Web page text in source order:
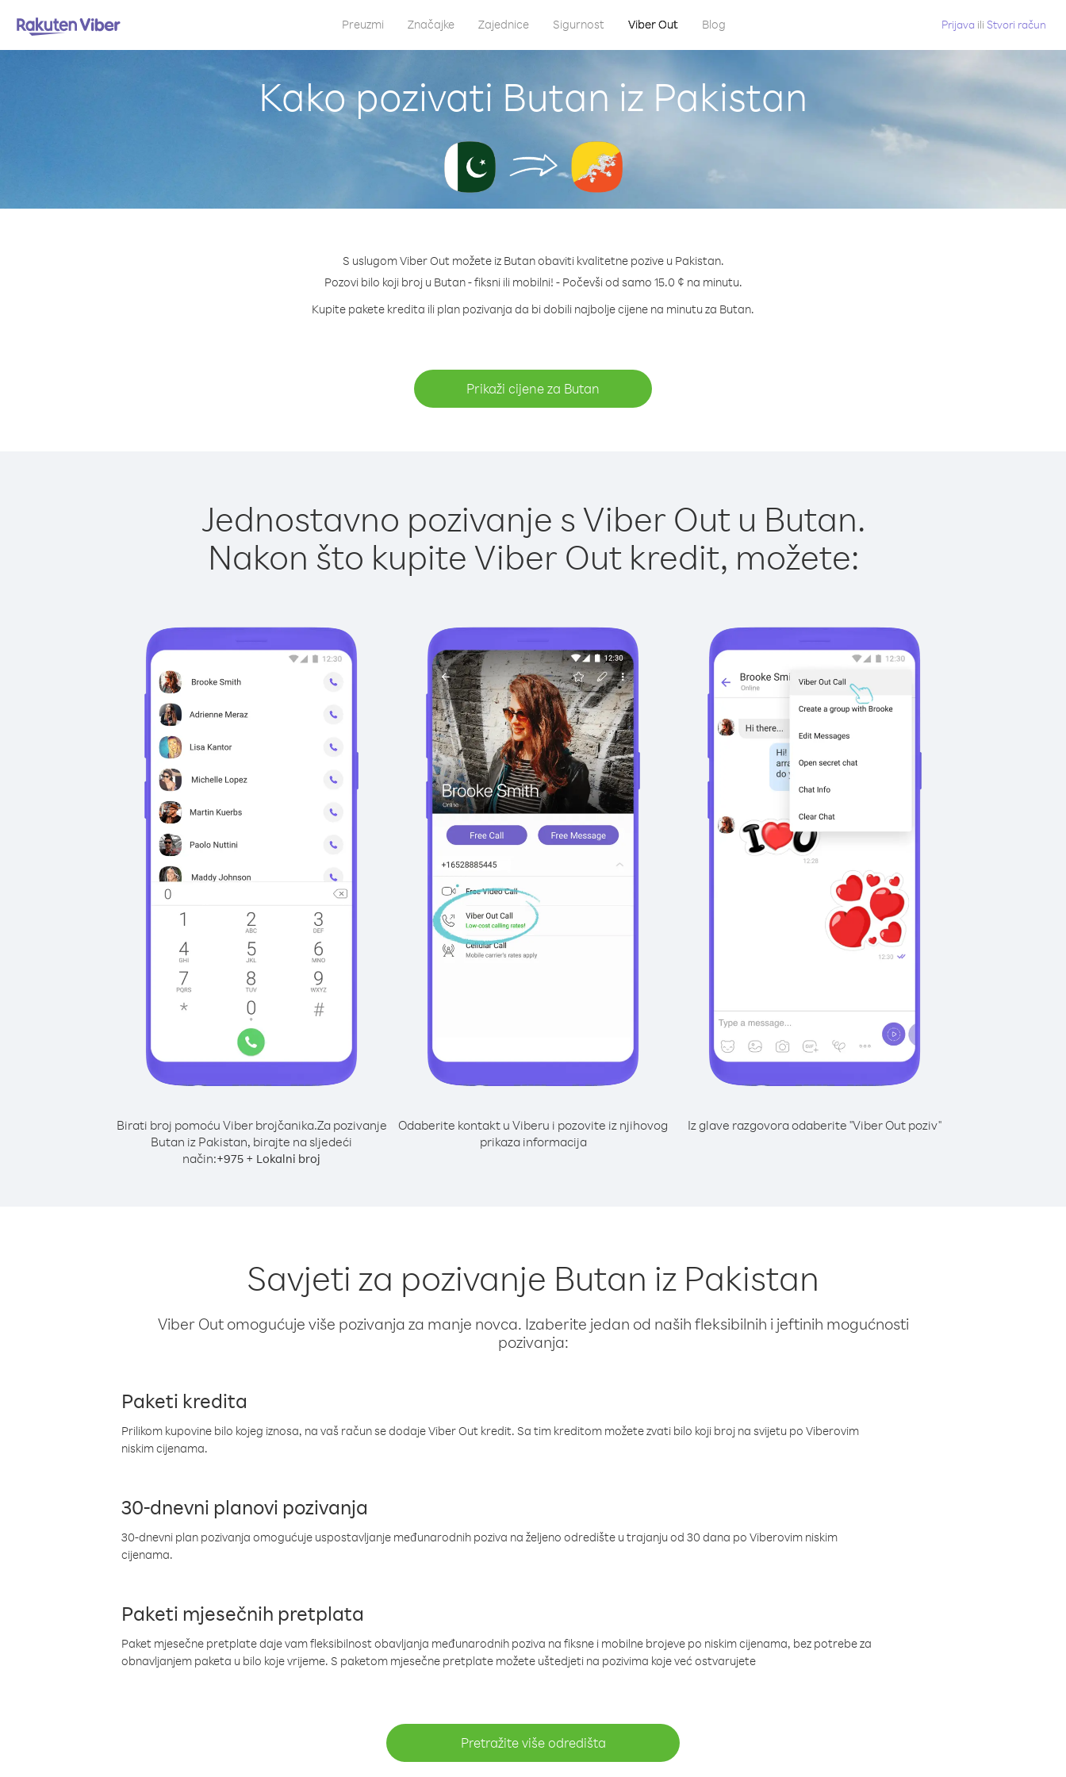
Preuzmi Značajke Zajednice Sigurnost Viber Out Blog Prijava ili Stvori račun
Kako pozivati Butan iz Pakistan
S uslugom Viber Out možete iz Butan obaviti kvalitetne pozive u Pakistan.
Pozovi bilo koji broj u Butan - fiksni ili mobilni! - Počevši od samo 15.0 ¢ na minutu.
Kupite pakete kredita ili plan pozivanja da bi dobili najbolje cijene na minutu za Butan.
Prikaži cijene za Butan
Jednostavno pozivanje s Viber Out u Butan.
Nakon što kupite Viber Out kredit, možete:
Birati broj pomoću Viber brojčanika.Za pozivanje
Butan iz Pakistan, birajte na sljedeći
način:+975 + Lokalni broj
Odaberite kontakt u Viberu i pozovite iz njihovog
prikaza informacija
Iz glave razgovora odaberite "Viber Out poziv"
Savjeti za pozivanje Butan iz Pakistan
Viber Out omogućuje više pozivanja za manje novca. Izaberite jedan od naših fleksibilnih i jeftinih mogućnosti
pozivanja:
Paketi kredita
Prilikom kupovine bilo kojeg iznosa, na vaš račun se dodaje Viber Out kredit. Sa tim kreditom možete zvati bilo koji broj na svijetu po Viberovim
niskim cijenama.
30-dnevni planovi pozivanja
30-dnevni plan pozivanja omogućuje uspostavljanje međunarodnih poziva na željeno odredište u trajanju od 30 dana po Viberovim niskim
cijenama.
Paketi mjesečnih pretplata
Paket mjesečne pretplate daje vam fleksibilnost obavljanja međunarodnih poziva na fiksne i mobilne brojeve po niskim cijenama, bez potrebe za
obnavljanjem paketa u bilo koje vrijeme. S paketom mjesečne pretplate možete uštedjeti na pozivima koje već ostvarujete
Pretražite više odredišta